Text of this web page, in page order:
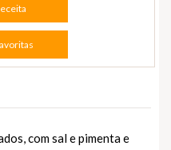
com sal e pimenta e